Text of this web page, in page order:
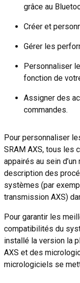
grâce au
Créer et
Gérer les
Personnaliser
fonction de
Assigner des
commandes.
Pour personnaliser
SRAM AXS, tous les
appairés au sein
description des
systèmes (par
transmission AXS)
Pour garantir les
compatibilités du
installé la version la
AXS et des
micrologiciels se